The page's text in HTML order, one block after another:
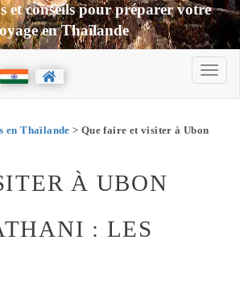
et conseils pour préparer votre
en Thaïlande
en Thaïlande > Que faire et visiter à Ubon
À UBON
: LES